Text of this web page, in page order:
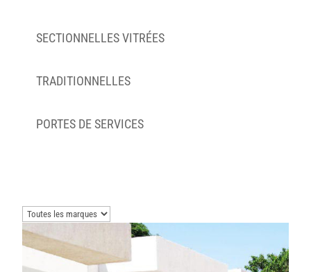
SECTIONNELLES VITRÉES
TRADITIONNELLES
PORTES DE SERVICES